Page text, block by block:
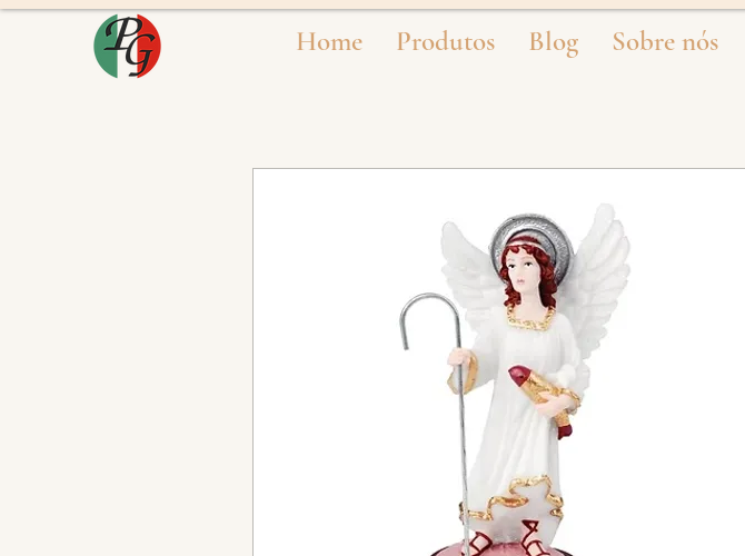
Home Produtos Blog Sobre nós